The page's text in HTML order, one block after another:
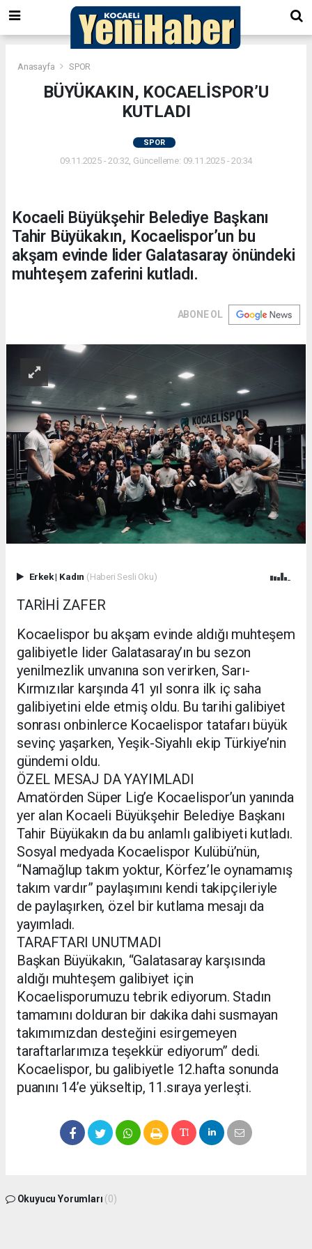
Anasayfa SPOR
BÜYÜKAKIN, KOCAELİSPOR’U
KUTLADI
SPOR
09.11.2025 - 20:32, Güncelleme: 09.11.2025 - 20:34
Kocaeli Büyükşehir Belediye Başkanı
Tahir Büyükakın, Kocaelispor’un bu
akşam evinde lider Galatasaray önündeki
muhteşem zaferini kutladı.
ABONE OL
Erkek| Kadın (Haberi Sesli Oku)
TARİHİ ZAFER
Kocaelispor bu akşam evinde aldığı muhteşem
galibiyetle lider Galatasaray’ın bu sezon
yenilmezlik unvanına son verirken, Sarı-
Kırmızılar karşında 41 yıl sonra ilk iç saha
galibiyetini elde etmiş oldu. Bu tarihi galibiyet
sonrası onbinlerce Kocaelispor tatafarı büyük
sevinç yaşarken, Yeşik-Siyahlı ekip Türkiye’nin
gündemi oldu.
ÖZEL MESAJ DA YAYIMLADI
Amatörden Süper Lig’e Kocaelispor’un yanında
yer alan Kocaeli Büyükşehir Belediye Başkanı
Tahir Büyükakın da bu anlamlı galibiyeti kutladı.
Sosyal medyada Kocaelispor Kulübü’nün,
“Namağlup takım yoktur, Körfez’le oynamamış
takım vardır” paylaşımını kendi takipçileriyle
de paylaşırken, özel bir kutlama mesajı da
yayımladı.
TARAFTARI UNUTMADI
Başkan Büyükakın, “Galatasaray karşısında
aldığı muhteşem galibiyet için
Kocaelisporumuzu tebrik ediyorum. Stadın
tamamını dolduran bir dakika dahi susmayan
takımımızdan desteğini esirgemeyen
taraftarlarımıza teşekkür ediyorum” dedi.
Kocaelispor, bu galibiyetle 12.hafta sonunda
puanını 14’e yükseltip, 11.sıraya yerleşti.
Okuyucu Yorumları (0)